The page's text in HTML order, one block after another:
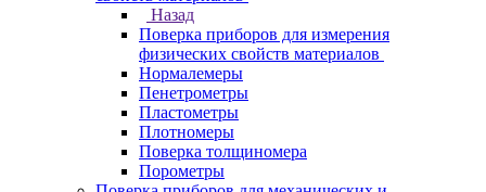
Назад
Поверка приборов для измерения
физических свойств материалов
Нормалемеры
Пенетрометры
Пластометры
Плотномеры
Поверка толщиномера
Порометры